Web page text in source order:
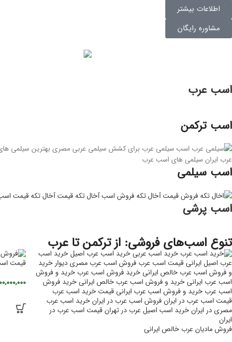
اطلاعات بیشتر
مشاوره رایگان
اسب عرب
اسب ترکمن
اسب سیلمی
اسب پرشی
تنوع اسب‌های فروشی: از ترکمن تا عرب
فروش مادیان عرب خالص ایرانی
قیمت